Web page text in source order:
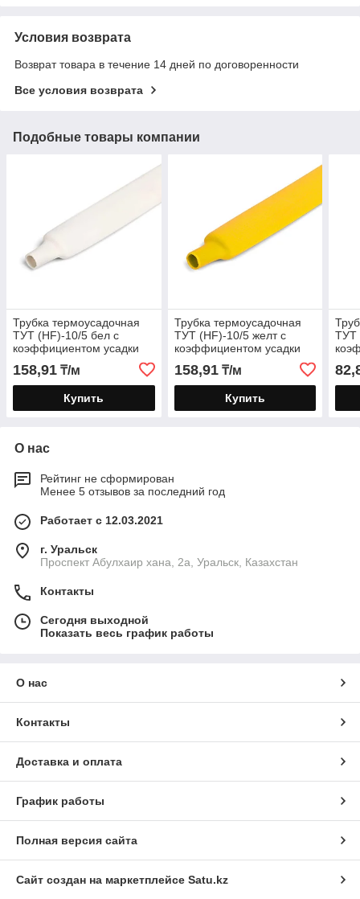
Условия возврата
Возврат товара в течение 14 дней по договоренности
Все условия возврата
Подобные товары компании
Трубка термоусадочная
ТУТ (HF)-10/5 бел с
коэффициентом усадки
158,91 ₸/м
Купить
Трубка термоусадочная
ТУТ (HF)-10/5 желт с
коэффициентом усадки
158,91₸/м
Купить
ТУТ
О нас
Рейтинг не сформирован
Менее 5 отзывов за последний год
Работает с 12.03.2021
г. Уральск
Проспект Абулхаир хана, 2а, Уральск, Казахстан
Контакты
Сегодня выходной
Показать весь график работы
О нас
Контакты
Доставка и оплата
График работы
Полная версия сайта
Сайт создан на маркетплейсе Satu.kz